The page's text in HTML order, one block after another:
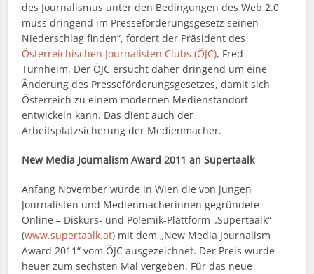
des Journalismus unter den Bedingungen des Web 2.0
muss dringend im Presseförderungsgesetz seinen
Niederschlag finden“, fordert der Präsident des
Österreichischen Journalisten Clubs (ÖJC), Fred
Turnheim. Der ÖJC ersucht daher dringend um eine
Änderung des Presseförderungsgesetzes, damit sich
Österreich zu einem modernen Medienstandort
entwickeln kann. Das dient auch der
Arbeitsplatzsicherung der Medienmacher.
New Media Journalism Award 2011 an Supertaalk
Anfang November wurde in Wien die von jungen
Journalisten und Medienmacherinnen gegründete
Online – Diskurs- und Polemik-Plattform „Supertaalk“
(www.supertaalk.at) mit dem „New Media Journalism
Award 2011“ vom ÖJC ausgezeichnet. Der Preis wurde
heuer zum sechsten Mal vergeben. Für das neue